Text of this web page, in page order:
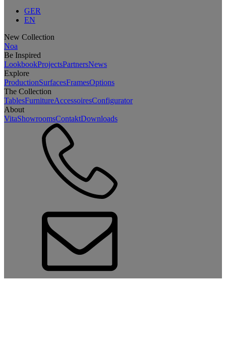
GER
EN
New Collection
Noa
Be Inspired
LookbookProjectsPartnersNews
Explore
ProductionSurfacesFramesOptions
The Collection
TablesFurnitureAccessoiresConfigurator
About
VitaShowroomsContaktDownloads